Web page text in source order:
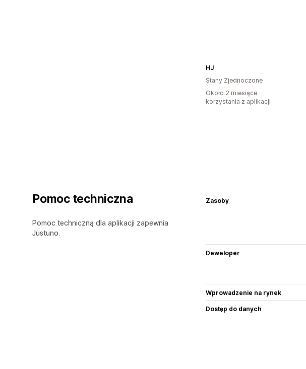
HJ
Stany Zjednoczone
Około 2 miesiące
korzystania z aplikacji
Pomoc techniczna
Pomoc techniczną dla aplikacji zapewnia
Justuno.
Zasoby
Deweloper
Wprowadzenie na rynek
Dostęp do danych